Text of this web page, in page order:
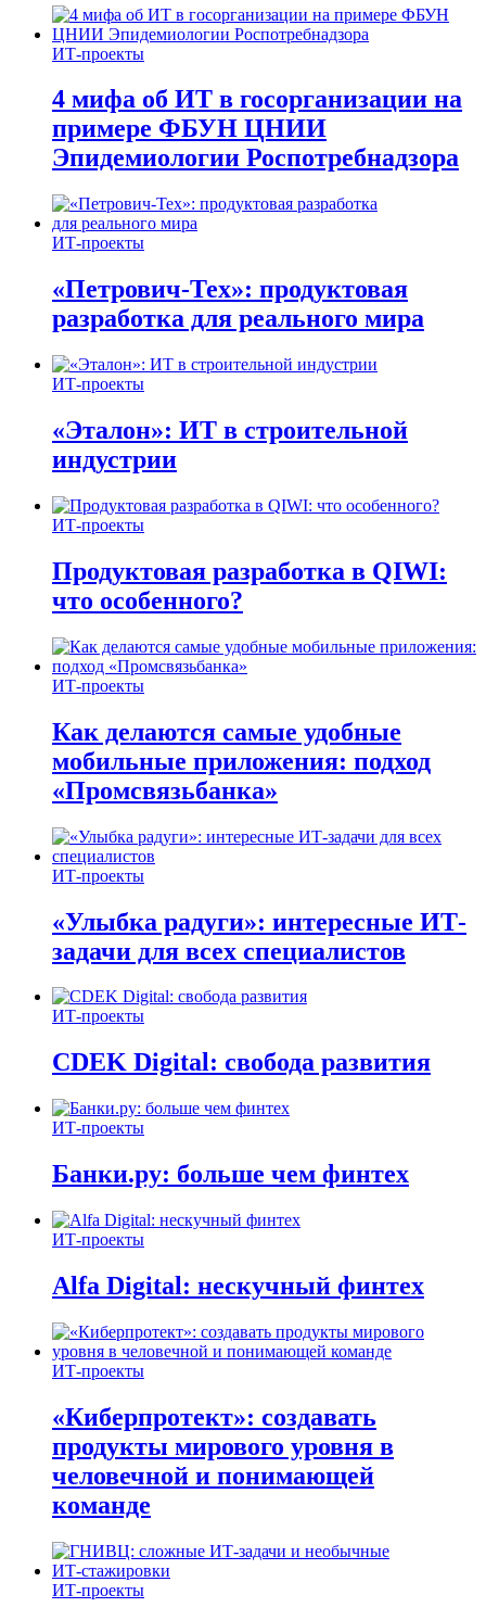
ИТ-проекты
4 мифа об ИТ в госорганизации на
примере ФБУН ЦНИИ
Эпидемиологии Роспотребнадзора
ИТ-проекты
«Петрович-Тех»: продуктовая
разработка для реального мира
ИТ-проекты
«Эталон»: ИТ в строительной
индустрии
ИТ-проекты
Продуктовая разработка в QIWI:
что особенного?
ИТ-проекты
Как делаются самые удобные
мобильные приложения: подход
«Промсвязьбанка»
ИТ-проекты
«Улыбка радуги»: интересные ИТ-
задачи для всех специалистов
ИТ-проекты
CDEK Digital: свобода развития
ИТ-проекты
Банки.ру: больше чем финтех
ИТ-проекты
Alfa Digital: нескучный финтех
ИТ-проекты
«Киберпротект»: создавать
продукты мирового уровня в
человечной и понимающей
команде
ИТ-проекты